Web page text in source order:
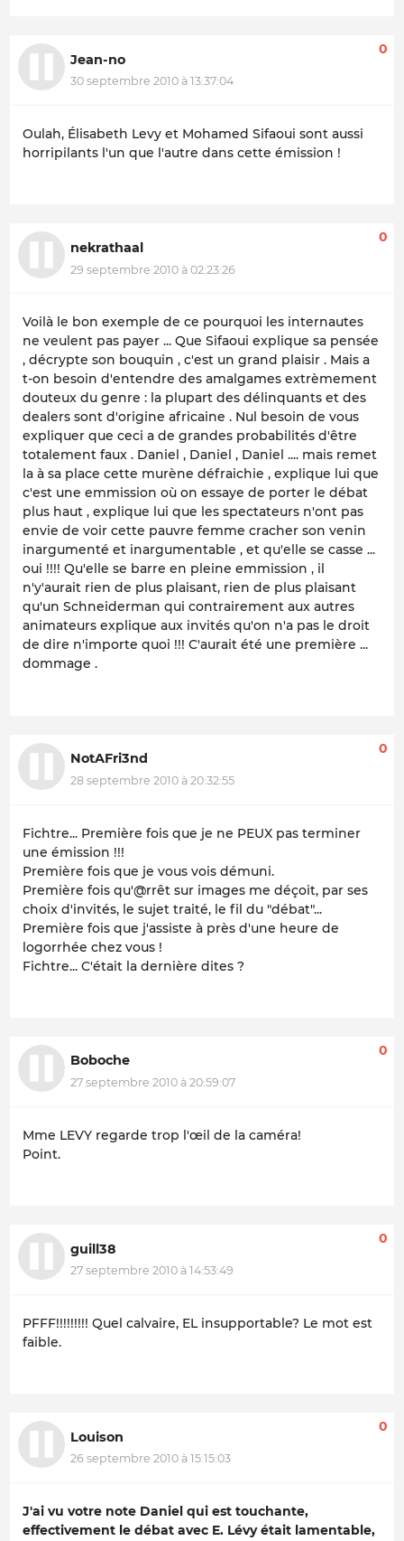
Jean-no
30 septembre 2010 à 13:37:04
0
Oulah, Élisabeth Levy et Mohamed Sifaoui sont aussi
horripilants l'un que l'autre dans cette émission !
nekrathaal
29 septembre 2010 à 02:23:26
0
Voilà le bon exemple de ce pourquoi les internautes
ne veulent pas payer ... Que Sifaoui explique sa pensée
, décrypte son bouquin , c'est un grand plaisir . Mais a
t-on besoin d'entendre des amalgames extrèmement
douteux du genre : la plupart des délinquants et des
dealers sont d'origine africaine . Nul besoin de vous
expliquer que ceci a de grandes probabilités d'être
totalement faux . Daniel , Daniel , Daniel .... mais remet
la à sa place cette murène défraichie , explique lui que
c'est une emmission où on essaye de porter le débat
plus haut , explique lui que les spectateurs n'ont pas
envie de voir cette pauvre femme cracher son venin
inargumenté et inargumentable , et qu'elle se casse ...
oui !!!! Qu'elle se barre en pleine emmission , il
n'y'aurait rien de plus plaisant, rien de plus plaisant
qu'un Schneiderman qui contrairement aux autres
animateurs explique aux invités qu'on n'a pas le droit
de dire n'importe quoi !!! C'aurait été une première ...
dommage .
NotAFri3nd
28 septembre 2010 à 20:32:55
0
Fichtre... Première fois que je ne PEUX pas terminer
une émission !!!
Première fois que je vous vois démuni.
Première fois qu'@rrêt sur images me déçoit, par ses
choix d'invités, le sujet traité, le fil du "débat"...
Première fois que j'assiste à près d'une heure de
logorrhée chez vous !
Fichtre... C'était la dernière dites ?
Boboche
27 septembre 2010 à 20:59:07
0
Mme LEVY regarde trop l'œil de la caméra!
Point.
guill38
27 septembre 2010 à 14:53:49
0
PFFF!!!!!!!!! Quel calvaire, EL insupportable? Le mot est
faible.
Louison
26 septembre 2010 à 15:15:03
0
J'ai vu votre note Daniel qui est touchante,
effectivement le débat avec E. Lévy était lamentable,